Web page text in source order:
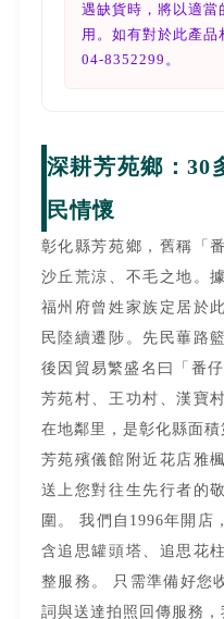
遇缺貨時，將以適當
用。如有對於此產
04-8352299。
深耕芳苑鄉：30
民情懷
彰化縣芳苑鄉，舊稱「
沙丘荒涼、不毛之地。
福州府曾姓家族定居於
民陸續遷陟。先民蓽路
後因貿易繁盛名曰「番
芳苑村、王功村、漢寶
在地鄰里，是彰化縣面積
芳苑殯儀館附近花店雅
送上您對往生先行者的
圍。 我們自1996年開店
含追思罐頭塔、追思花
整服務。 只需準備好您
詞與送達拍照回傳服務，